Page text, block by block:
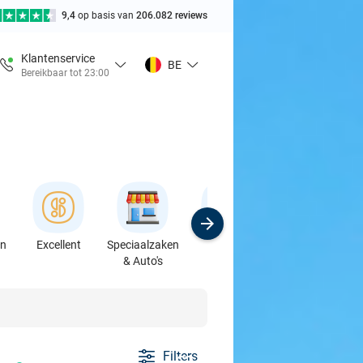
9,4 op basis van 206.082 reviews
Klantenservice
Bereikbaar tot 23:00
BE
Excellent
Speciaalzaken
& Auto's
Sport
Filters